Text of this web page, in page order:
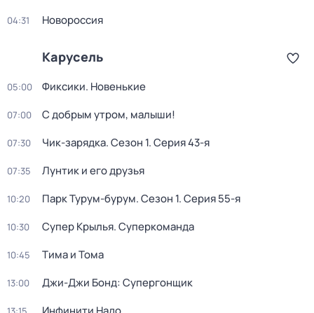
04:31 Новороссия
Карусель
05:00 Фиксики. Новенькие
07:00 С добрым утром, малыши!
07:30 Чик-зарядка. Сезон 1. Серия 43-я
07:35 Лунтик и его друзья
10:20 Парк Турум-бурум. Сезон 1. Серия 55-я
10:30 Супер Крылья. Суперкоманда
10:45 Тима и Тома
13:00 Джи-Джи Бонд: Супергонщик